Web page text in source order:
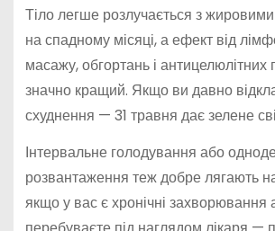
Тіло легше розлучається з
на спадному місяці, а ефект від
масажу, обгортань і антицелюлітних
значно кращий. Якщо ви давно
схуднення — 31 травня дає зелене
Інтервальне голодування або
розвантаження теж добре лягають
якщо у вас є хронічні захворювання